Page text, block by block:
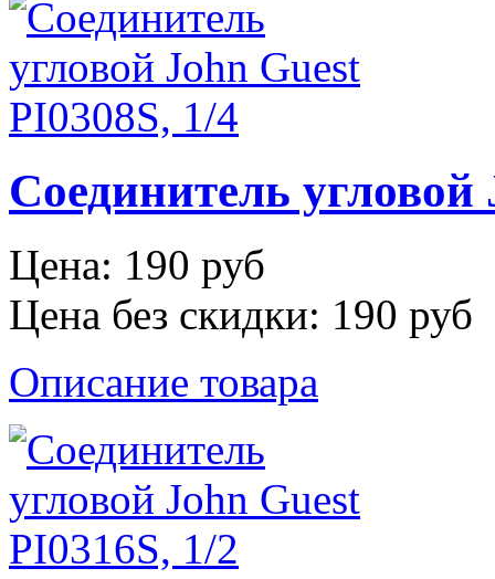
Соединитель угловой
Цена: 190 руб
Цена без скидки: 190 руб
Описание товара